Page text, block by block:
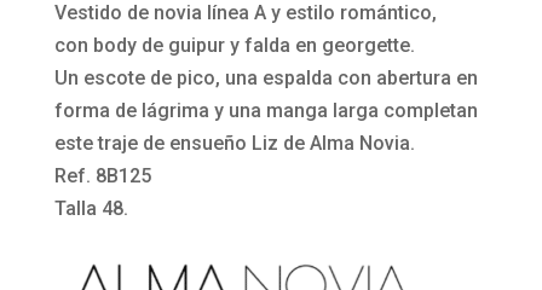
Liz
de
Alma
Novia
cantidad
Vestido de novia línea A y estilo romántico,
con body de guipur y falda en georgette.
Un escote de pico, una espalda con abertura en
forma de lágrima y una manga larga completan
este traje de ensueño Liz de Alma Novia.
Ref. 8B125
Talla 48.